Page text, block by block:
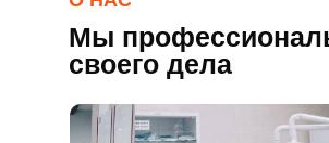
Мы
своего дела